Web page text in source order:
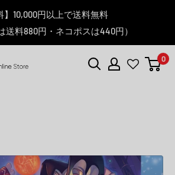
クにお買物する方法をご紹介♪
こちらをクリック】
】10,000円以上で送料無料
送料880円・ネコポスは440円）
＼予約受付中！／
りぃ みに Ave Mujica 鮮美透涼 ver.販売
中！
品・ブランドから探す」で
い商品を手に入れよう！
ーズに商品を探すなら、
ーから探す」を活用しよう！
入り登録機能を活用しよう♪
こちらをクリック】
0